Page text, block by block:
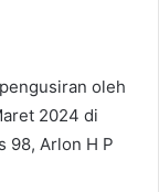
oleh
2024 di
98, Arlon H P